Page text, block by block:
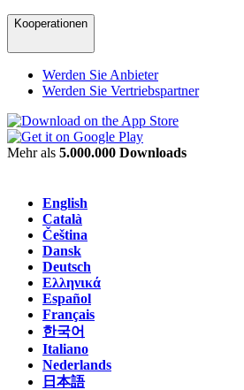
Kooperationen
Werden Sie Anbieter
Werden Sie Vertriebspartner
Mehr als 5.000.000 Downloads
English
Català
Čeština
Dansk
Deutsch
Ελληνικά
Español
Français
한국어
Italiano
Nederlands
日本語